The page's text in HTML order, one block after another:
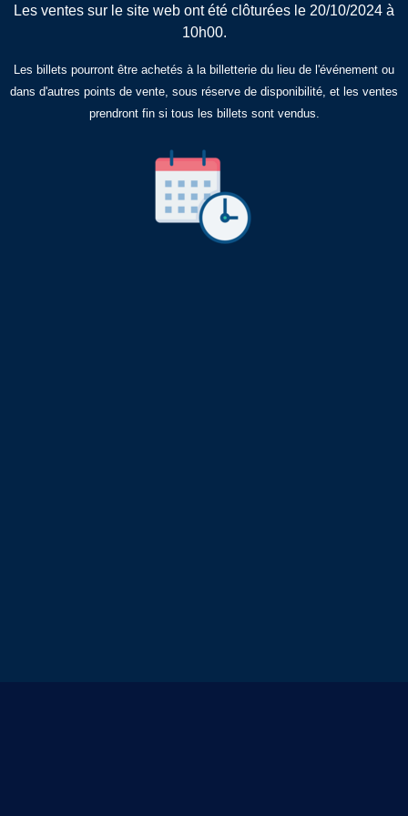
Les ventes sur le site web ont été clôturées le 20/10/2024 à
10h00.
Les billets pourront être achetés à la billetterie du lieu de l'événement ou
dans d'autres points de vente, sous réserve de disponibilité, et les ventes
prendront fin si tous les billets sont vendus.